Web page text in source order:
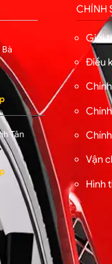
Tân
CHÍNH
Giới
Điều
Vận
Hình